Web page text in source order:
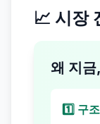
📈 시장
왜 지
1️⃣ 구